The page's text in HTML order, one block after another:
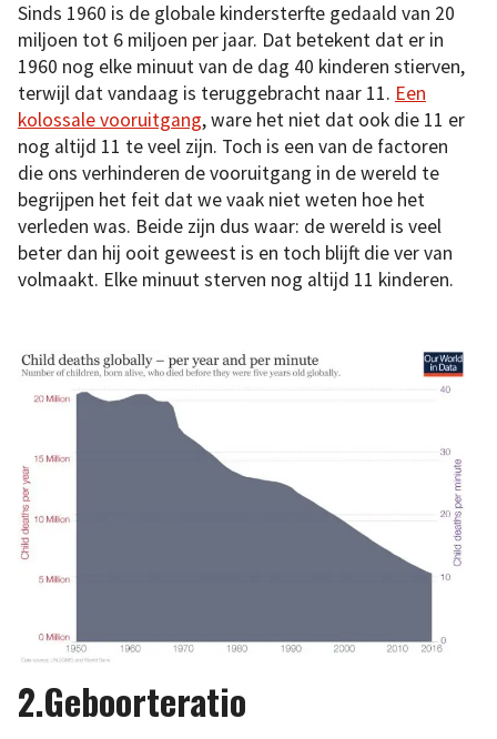
Sinds 1960 is de globale kindersterfte gedaald van 20
miljoen tot 6 miljoen per jaar. Dat betekent dat er in
1960 nog elke minuut van de dag 40 kinderen stierven,
terwijl dat vandaag is teruggebracht naar 11. Een
kolossale vooruitgang, ware het niet dat ook die 11 er
nog altijd 11 te veel zijn. Toch is een van de factoren
die ons verhinderen de vooruitgang in de wereld te
begrijpen het feit dat we vaak niet weten hoe het
verleden was. Beide zijn dus waar: de wereld is veel
beter dan hij ooit geweest is en toch blijft die ver van
volmaakt. Elke minuut sterven nog altijd 11 kinderen.
2.Geboorteratio